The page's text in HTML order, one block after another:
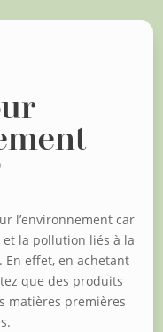
l’environnement car
la pollution liés à la
effet, en achetant
que des produits
matières premières